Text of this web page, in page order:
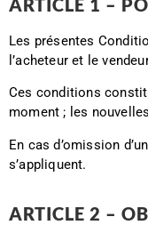
Les présentes
l’acheteur et le
Ces conditions
moment ; les
En cas d’omission
s’appliquent.
ARTICLE 2 –